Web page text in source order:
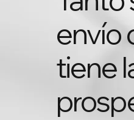
envío
tiene